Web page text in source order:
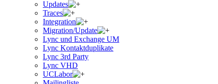
Updates
Traces
Integration
Migration/Update
Lync und Exchange UM
Lync Kontaktduplikate
Lync 3rd Party
Lync VHD
UCLabor